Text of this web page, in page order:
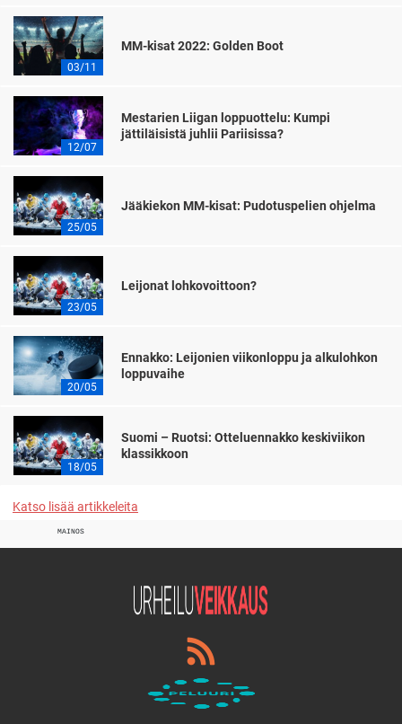
03/11
MM-kisat 2022: Golden Boot
12/07
Mestarien Liigan loppuottelu: Kumpi
jättiläisistä juhlii Pariisissa?
25/05
Jääkiekon MM-kisat: Pudotuspelien ohjelma
23/05
Leijonat lohkovoittoon?
20/05
Ennakko: Leijonien viikonloppu ja alkulohkon
loppuvaihe
18/05
Suomi – Ruotsi: Otteluennakko keskiviikon
klassikkoon
Katso lisää artikkeleita
MAINOS